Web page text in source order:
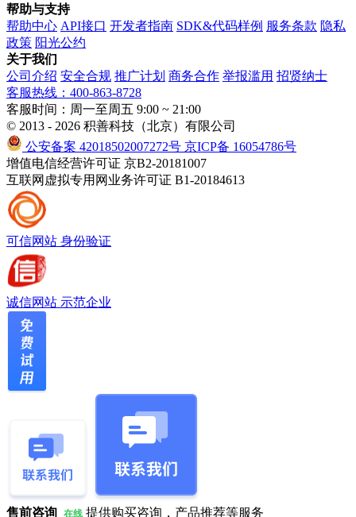
帮助与支持
帮助中心 API接口 开发者指南 SDK&代码样例 服务条款 隐私
政策 阳光公约
关于我们
公司介绍 安全合规 推广计划 商务合作 举报滥用 招贤纳士
客服热线：400-863-8728
客服时间：周一至周五 9:00 ~ 21:00
© 2013 - 2026 积善科技（北京）有限公司
公安备案 42018502007272号 京ICP备 16054786号
增值电信经营许可证 京B2-20181007
互联网虚拟专用网业务许可证 B1-20184613
可信网站 身份验证
诚信网站 示范企业
售前咨询 在线 提供购买咨询，产品推荐等服务